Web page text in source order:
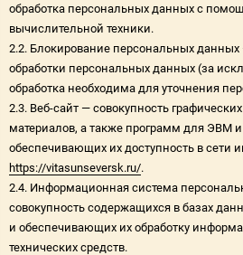
обработка персональных данных с
вычислительной техники.
2.2. Блокирование персональных
обработки персональных данных (за
обработка необходима для уточнения
2.3. Веб-сайт — совокупность
материалов, а также программ для ЭВМ
обеспечивающих их доступность в сети
https://vitasunseversk.ru/.
2.4. Информационная система
совокупность содержащихся в базах
и обеспечивающих их обработку
технических средств.